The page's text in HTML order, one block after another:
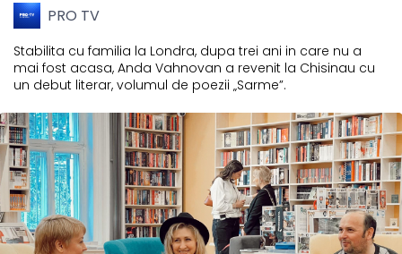
PRO TV
Stabilita cu familia la Londra, dupa trei ani in care nu a
mai fost acasa, Anda Vahnovan a revenit la Chisinau cu
un debut literar, volumul de poezii „Sarme”.